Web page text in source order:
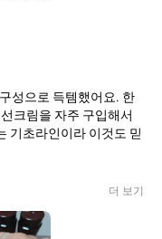
성으로 득템했어요. 한
크림을 자주 구입해서
기초라인이라 이것도 믿
다 더 영양감이 느껴져
더 보기